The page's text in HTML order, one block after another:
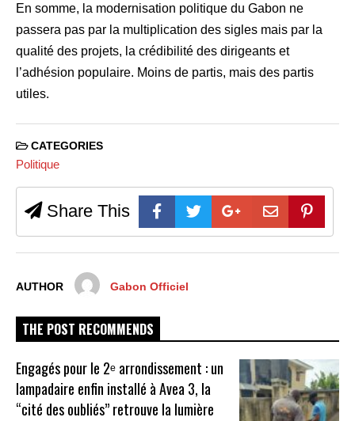
En somme, la modernisation politique du Gabon ne
passera pas par la multiplication des sigles mais par la
qualité des projets, la crédibilité des dirigeants et
l’adhésion populaire. Moins de partis, mais des partis
utiles.
CATEGORIES
Politique
Share This
AUTHOR Gabon Officiel
THE POST RECOMMENDS
Engagés pour le 2ᵉ arrondissement : un
lampadaire enfin installé à Avea 3, la
“cité des oubliés” retrouve la lumière